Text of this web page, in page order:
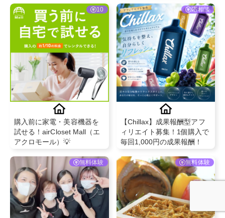
10
購入前に家電・美容機器を
試せる！airCloset Mall（エ
アクロモール）💡
応相談
【Chillax】成果報酬型アフ
ィリエイト募集！1個購入で
毎回1,000円の成果報酬！
無料体験 無料体験